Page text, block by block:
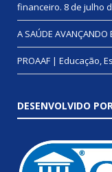
financeiro. 8 de julho
A SAÚDE AVANÇANDO
PROAAF | Educação,
DESENVOLVIDO